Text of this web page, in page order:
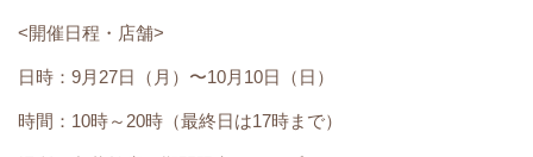
<開催日程・店舗>
日時：9月27日（月）〜10月10日（日）
時間： 10時～20時（最終日は17時まで）